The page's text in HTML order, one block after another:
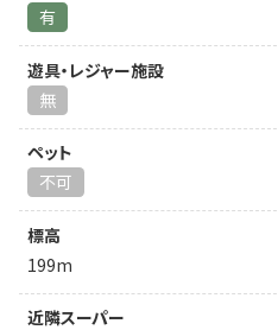
有
遊具・レジャー施設
無
ペット
不可
標高
199m
近隣スーパー